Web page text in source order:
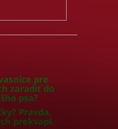
pre
zaradiť do
psa?
Pravda,
prekvapí.